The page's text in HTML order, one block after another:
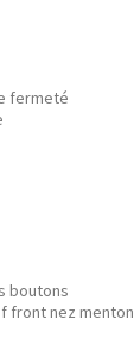
fermeté
boutons
front nez menton